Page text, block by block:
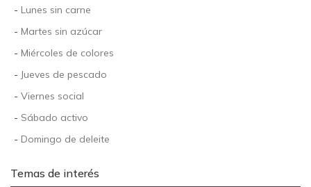
- Lunes sin carne
- Martes sin azúcar
- Miércoles de colores
- Jueves de pescado
- Viernes social
- Sábado activo
- Domingo de deleite
Temas de interés